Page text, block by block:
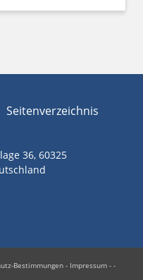
Seitenverzeichnis
36, 60325
Bestimmungen - Impressum - -